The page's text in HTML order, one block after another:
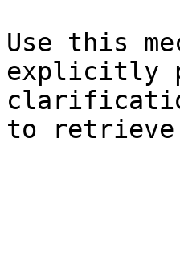
Use this
explicitly